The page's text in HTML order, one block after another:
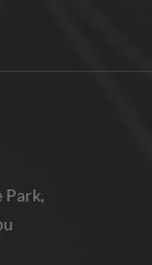
Park,